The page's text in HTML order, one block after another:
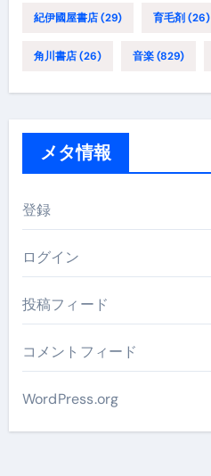
紀伊國屋書店(29) 育毛剤 (26)
角川書店(26) 音楽(829)
メタ情報
登録
ログイン
投稿フィード
コメントフィード
WordPress.org